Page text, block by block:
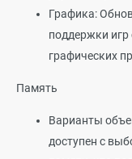
Графика:
поддержки
графических
Память
Варианты
доступен с